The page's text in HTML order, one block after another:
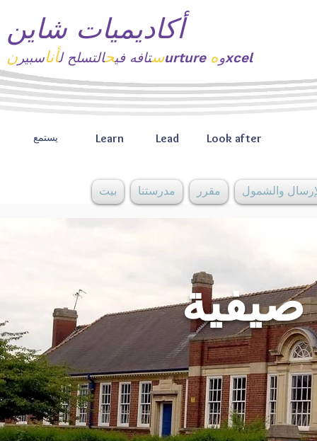
أكاديميات شاين
ستافه فيحالتسلح لأناسبير ن urture وه xcel
يستمع Learn Lead Look after
بيت مدرستنا مقرر والشمول